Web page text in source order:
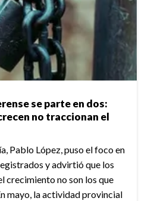
se parte en dos:
no traccionan el
Pablo López, puso el foco en
y advirtió que los
crecimiento no son los que
mayo, la actividad provincial